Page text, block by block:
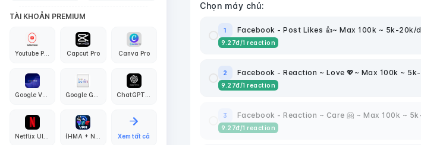
TÀI KHOẢN PREMIUM
Capcut Pro Canva Pro
Xem tất cả
Chọn máy chủ:
1 Facebook - Post Likes 👍~ Max 100k ~ 5k-20k/
9.27đ/1 reaction
2 Facebook - Reaction ~ Love 💖~ Max 100k ~
9.27đ/1 reaction
3 Facebook - Reaction ~ Care 🤗 ~ Max 100k ~
9.27đ/1 reaction